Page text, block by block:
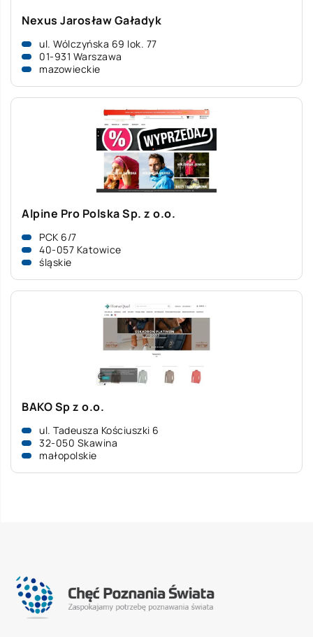
Nexus Jarosław Gaładyk
ul. Wólczyńska 69 lok. 77
01-931 Warszawa
mazowieckie
Alpine Pro Polska Sp. z o.o.
PCK 6/7
40-057 Katowice
śląskie
BAKO Sp z o.o.
ul. Tadeusza Kościuszki 6
32-050 Skawina
małopolskie